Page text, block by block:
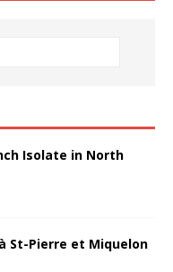
Isolate in North
St-Pierre et Miquelon